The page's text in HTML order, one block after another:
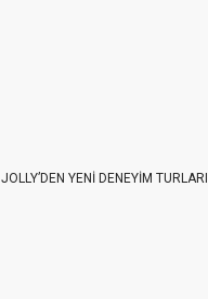
JOLLY’DEN YENİ DENEYİM TURLARI